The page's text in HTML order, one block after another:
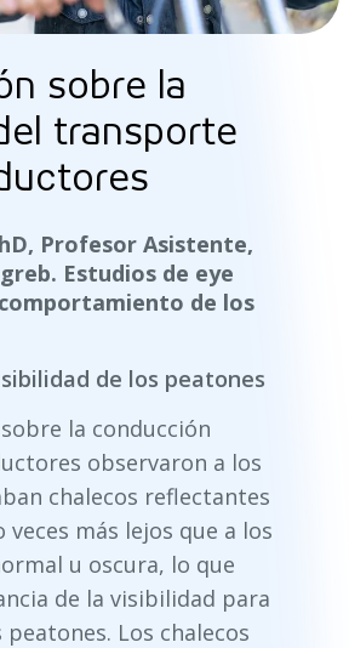
sobre la
transporte
Profesor Asistente,
Estudios de eye
de los
de los peatones
la conducción
observaron a los
chalecos reflectantes
veces más lejos que a los
u oscura, lo que
de la visibilidad para
Los chalecos